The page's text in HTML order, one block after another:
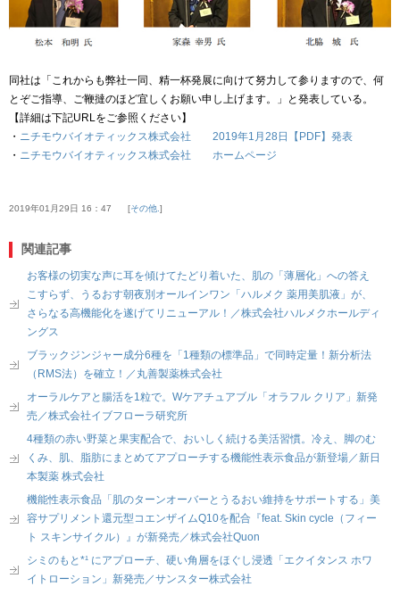
同社は「これからも弊社一同、精一杯発展に向けて努力して参りますので、何
とぞご指導、ご鞭撻のほど宜しくお願い申し上げます。」と発表している。
【詳細は下記URLをご参照ください】
・ ニチモウバイオティックス株式会社 2019年1月28日【PDF】発表
・ ニチモウバイオティックス株式会社 ホームページ
2019年01月29日 16：47 その他.
関連記事
お客様の切実な声に耳を傾けてたどり着いた、肌の「薄層化」への答え
こすらず、うるおす朝夜別オールインワン「ハルメク 薬用美肌液」が、
さらなる高機能化を遂げてリニューアル！／株式会社ハルメクホールディ
ングス
ブラックジンジャー成分6種を「1種類の標準品」で同時定量！新分析法
（RMS法）を確立！／丸善製薬株式会社
オーラルケアと腸活を1粒で。Wケアチュアブル「オラフル クリア」新発
売／株式会社イブフローラ研究所
4種類の赤い野菜と果実配合で、おいしく続ける美活習慣。冷え、脚のむ
くみ、肌、脂肪にまとめてアプローチする機能性表示食品が新登場／新日
本製薬 株式会社
機能性表示食品「肌のターンオーバーとうるおい維持をサポートする」美
容サプリメント還元型コエンザイムQ10を配合『feat. Skin cycle（フィー
ト スキンサイクル）』が新発売／株式会社Quon
シミのもと*¹ にアプローチ、硬い角層をほぐし浸透「エクイタンス ホワ
イトローション」新発売／サンスター株式会社